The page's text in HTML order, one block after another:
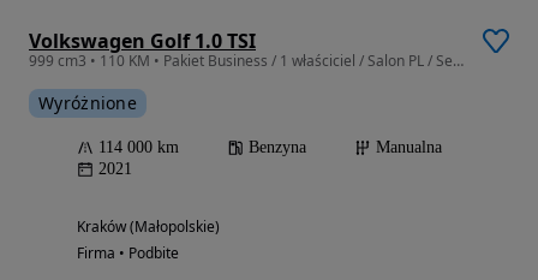
Volkswagen Golf 1.0 TSI
999 cm3 • 110 KM • Pakiet Business / 1 właściciel / Salon PL / Serwis ASO / F.VAT23%
Wyróżnione
114 000 km Benzyna
Manualna
2021
Kraków (Małopolskie)
Firma • Podbite